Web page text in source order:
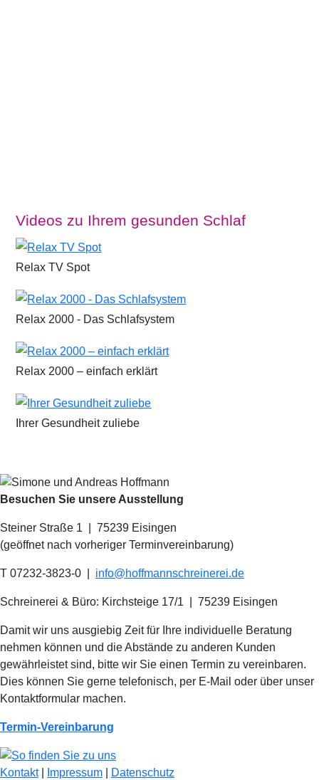
Videos zu Ihrem gesunden Schlaf
Relax TV Spot
Relax 2000 - Das Schlafsystem
Relax 2000 – einfach erklärt
Ihrer Gesundheit zuliebe
Besuchen Sie unsere Ausstellung
Steiner Straße 1 | 75239 Eisingen
(geöffnet nach vorheriger Terminvereinbarung)
T 07232-3823-0 info@hoffmannschreinerei.de
Schreinerei & Büro: Kirchsteige 17/1 75239 Eisingen
Damit wir uns ausgiebig Zeit für Ihre individuelle Beratung
nehmen können und die Abstände zu anderen Kunden
gewährleistet sind, bitte wir Sie einen Termin zu vereinbaren.
Dies können Sie gerne telefonisch, per E-Mail oder über unser
Kontaktformular machen.
Termin-Vereinbarung
Kontakt| Impressum
Datenschutz